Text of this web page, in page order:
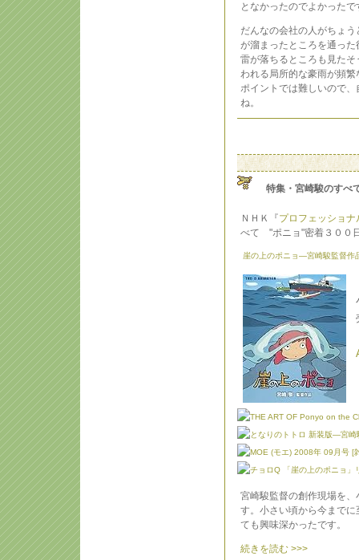
となかったのでよかったで
だんなの会社の人がちょ
が溜まったところを通っ
雷が落ちるところも見た
われる局所的な豪雨が頻
ポイントでは難しいので
ね。
特集・宮崎駿のすべ
ＮＨＫ『プロフェッショ
べて "ポニョ"密着３００
崖の上のポニョ―宮崎駿監督作
宮崎駿監督の創作現場を
す。小さい頃から今まで
ても興味深かったです。
続きを読む >>>